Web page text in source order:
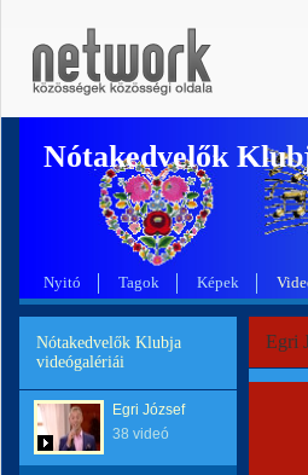
Nótakedvelők
Nyitó Tagok Képek
Nótakedvelők Klubja
videógalériái
Egri József
38 videó
Egri